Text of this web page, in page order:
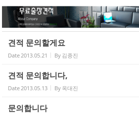
견적 문의할게요
Date 2013.05.21 By 김종진
견적 문의합니다,
Date 2013.05.13 By 옥대진
문의합니다
- 온라인견적
- 무료출장견적
- 인테리어셀프자동견적
고객센터